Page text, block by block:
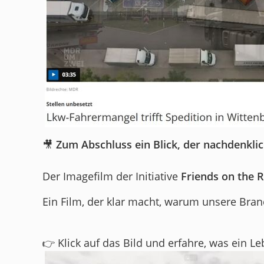
🎥 Zum Abschluss ein Blick, der
Der Imagefilm der Initiative Friends on the
Ein Film, der klar macht, warum unsere
👉 Klick auf das Bild und erfahre, was ein